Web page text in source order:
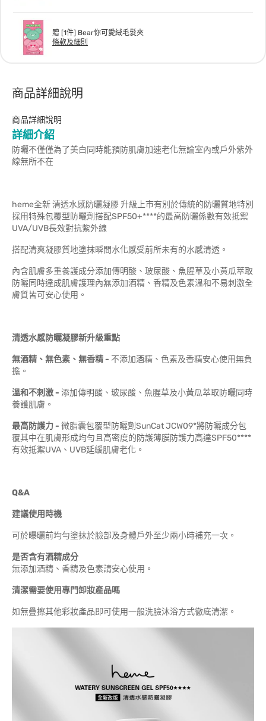
贈 [1件] Bear你可愛絨毛髮夾
條款及細則
商品詳細說明
商品詳細說明
詳細介紹
防曬不僅僅為了美白同時能預防肌膚加速老化無論室內或戶外紫外
線無所不在
heme全新 清透水感防曬凝膠 升級上市有別於傳統的防曬質地特別
採用特殊包覆型防曬劑搭配SPF50+****的最高防曬係數有效抵禦
UVA/UVB長效對抗紫外線
搭配清爽凝膠質地塗抹瞬間水化感受前所未有的水感清透。
內含肌膚多重養護成分添加傳明酸、玻尿酸、魚腥草及小黃瓜萃取
防曬同時達成肌膚護理內無添加酒精、香精及色素溫和不易刺激全
膚質皆可安心使用。
清透水感防曬凝膠新升級重點
無酒精、無色素、無香精 - 不添加酒精、色素及香精安心使用無負
擔。
溫和不刺激 - 添加傳明酸、玻尿酸、魚腥草及小黃瓜萃取防曬同時
養護肌膚。
最高防護力 - 微脂囊包覆型防曬劑SunCat JCW09*將防曬成分包
覆其中在肌膚形成均勻且高密度的防護薄膜防護力高達SPF50****
有效抵禦UVA、UVB延緩肌膚老化。
Q&A
建議使用時機
可於曝曬前均勻塗抹於臉部及身體戶外至少兩小時補充一次。
是否含有酒精成分
無添加酒精、香精及色素請安心使用。
清潔需要使用專門卸妝產品嗎
如無疊擦其他彩妝產品即可使用一般洗臉沐浴方式徹底清潔。